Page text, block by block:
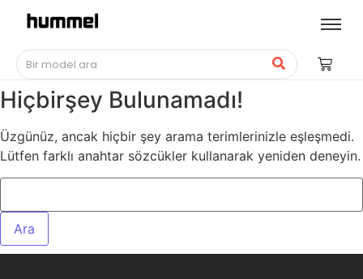
Hiçbirşey Bulunamadı!
Üzgünüz, ancak hiçbir şey arama terimlerinizle eşleşmedi.
Lütfen farklı anahtar sözcükler kullanarak yeniden deneyin.